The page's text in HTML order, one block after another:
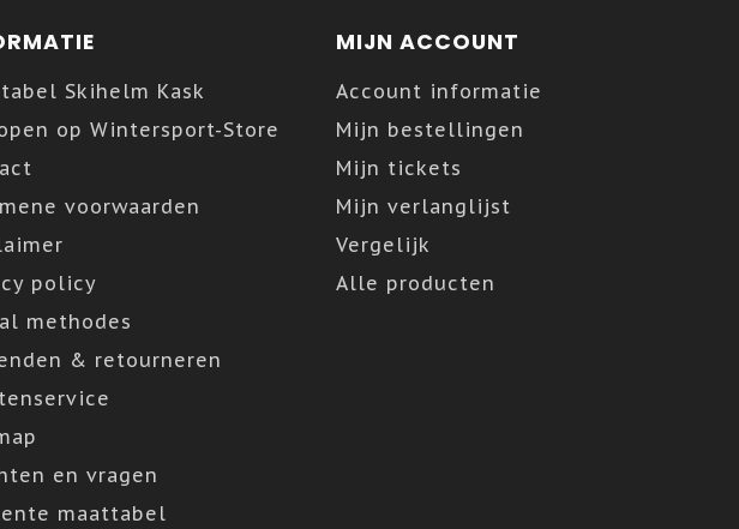
Skihelm Kask
op Wintersport-Store
voorwaarden
policy
methodes
& retourneren
en vragen
maattabel
MIJN ACCOUNT
Account informatie
Mijn bestellingen
Mijn tickets
Mijn verlanglijst
Vergelijk
Alle producten